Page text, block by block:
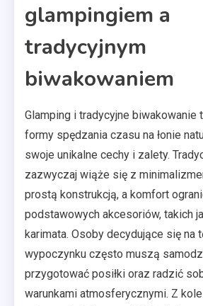
glampingiem a
tradycyjnym
biwakowaniem
Glamping i tradycyjne biwakowanie
formy spędzania czasu na łonie
swoje unikalne cechy i zalety.
zazwyczaj wiąże się z
prostą konstrukcją, a komfort
podstawowych akcesoriów, takich
karimata. Osoby decydujące się na
wypoczynku często muszą
przygotować posiłki oraz radzić
warunkami atmosferycznymi. Z